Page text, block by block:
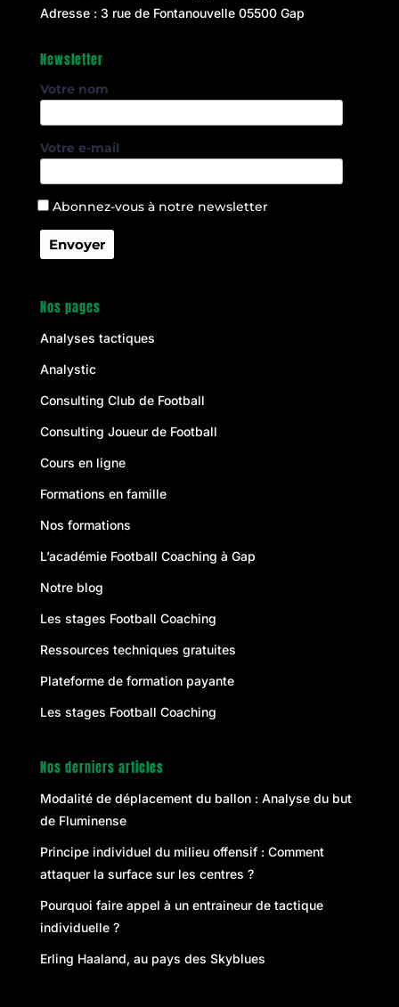
Adresse : 3 rue de Fontanouvelle 05500 Gap
Newsletter
Votre nom
Votre e-mail
Abonnez-vous à notre newsletter
Nos pages
Analyses tactiques
Analystic
Consulting Club de Football
Consulting Joueur de Football
Cours en ligne
Formations en famille
Nos formations
L’académie Football Coaching à Gap
Notre blog
Les stages Football Coaching
Ressources techniques gratuites
Plateforme de formation payante
Les stages Football Coaching
Nos derniers articles
Modalité de déplacement du ballon : Analyse du but
de Fluminense
Principe individuel du milieu offensif : Comment
attaquer la surface sur les centres ?
Pourquoi faire appel à un entraineur de tactique
individuelle ?
Erling Haaland, au pays des Skyblues